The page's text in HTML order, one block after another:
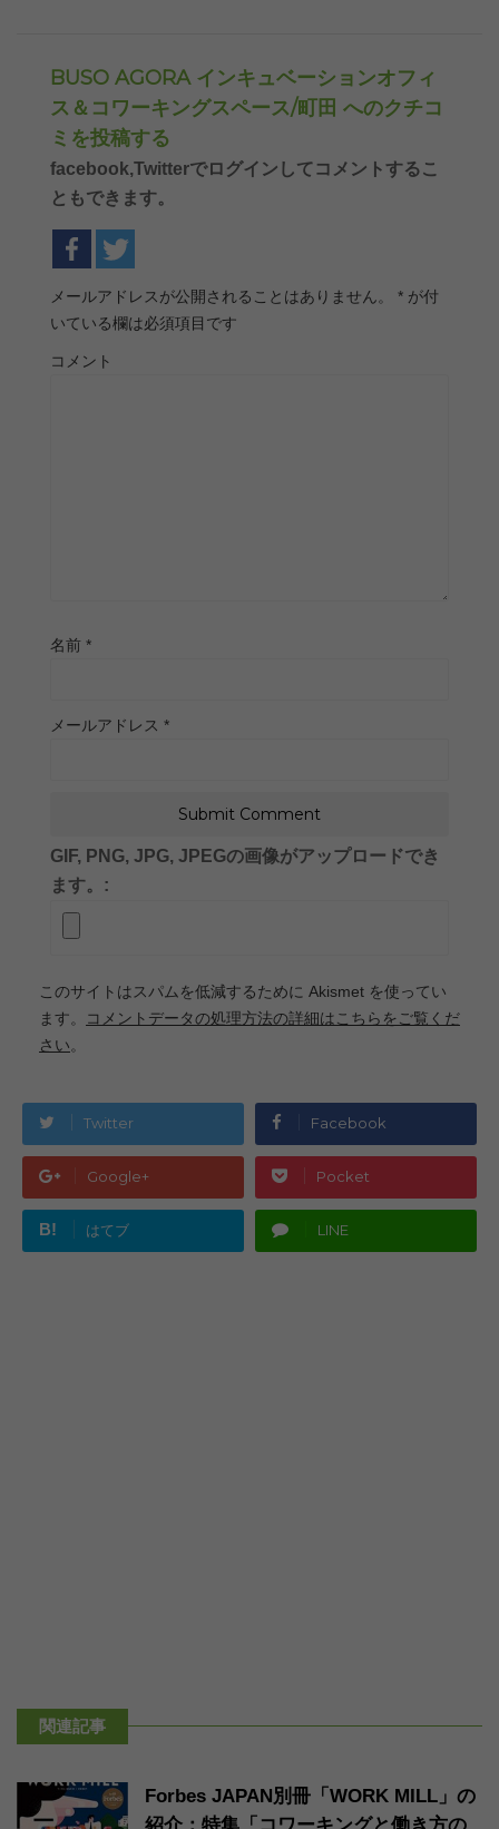
BUSO AGORA インキュベーションオフィ
ス＆コワーキングスペース/町田 へのクチコ
ミを投稿する
facebook,Twitterでログインしてコメントするこ
ともできます。
メールアドレスが公開されることはありません。 * が付
いている欄は必須項目です
コメント
名前 *
メールアドレス *
GIF, PNG, JPG, JPEGの画像がアップロードでき
ます。:
このサイトはスパムを低減するために Akismet を使ってい
ます。
コメントデータの処理方法の詳細はこちらをご覧くだ
さい。
Twitter Facebook
Google+ Pocket
B! はてブ LINE
関連記事
Forbes JAPAN別冊「WORK MILL」の
紹介：特集「コワーキングと働き方の